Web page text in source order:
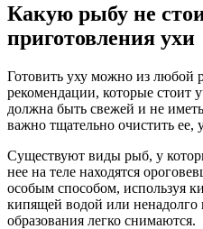
Какую рыбу не
приготовления ухи
Готовить уху можно из любой
рекомендации, которые стоит
должна быть свежей и не
важно тщательно очистить
Существуют виды рыб, у
нее на теле находятся
особым способом, используя
кипящей водой или ненадолго
образования легко снимаются.